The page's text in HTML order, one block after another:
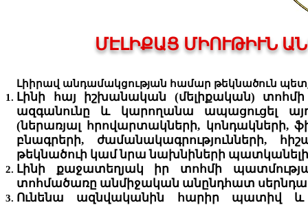
ՄԷԼԻՔԱՑ ՄԻՈՒԹԻՒՆ
Լիիրավ անդամակցության համար թեկնածուն
Լինի հայ իշխանական (մելիքական)
ազգանունը և կարողանա ապացուցել
(ներառյալ հրովարտակների, կոնդակների,
բնագրերի, ժամանակագրությունների,
թեկնածուի կամ նրա նախնիների
Լինի քաջատեղյակ իր տոհմի
տոհմածառը անմիջական անընդհատ
Ունենա ազնվականին հարիր պատիվ